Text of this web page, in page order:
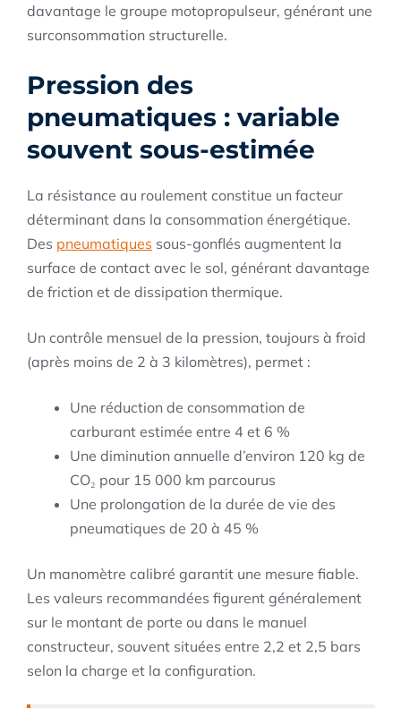
davantage le groupe motopropulseur, générant une
surconsommation structurelle.
Pression des
pneumatiques : variable
souvent sous-estimée
La résistance au roulement constitue un facteur
déterminant dans la consommation énergétique.
Des pneumatiques sous-gonflés augmentent la
surface de contact avec le sol, générant davantage
de friction et de dissipation thermique.
Un contrôle mensuel de la pression, toujours à froid
(après moins de 2 à 3 kilomètres), permet :
Une réduction de consommation de
carburant estimée entre 4 et 6 %
Une diminution annuelle d’environ 120 kg de
CO₂ pour 15 000 km parcourus
Une prolongation de la durée de vie des
pneumatiques de 20 à 45 %
Un manomètre calibré garantit une mesure fiable.
Les valeurs recommandées figurent généralement
sur le montant de porte ou dans le manuel
constructeur, souvent situées entre 2,2 et 2,5 bars
selon la charge et la configuration.